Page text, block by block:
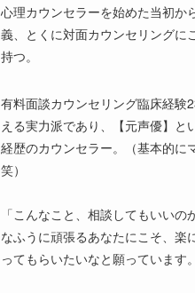
心理カウンセラーを始めた当初か
義、とくに対面カウンセリングに
持つ。
有料面談カウンセリング臨床経験
える実力派であり、【元声優】と
経歴のカウンセラー。（基本的に
笑）
「こんなこと、相談してもいいの
なふうに頑張るあなたにこそ、楽
ってもらいたいなと願っています。